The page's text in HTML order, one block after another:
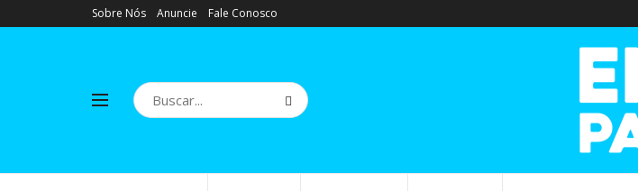
Sobre Nós Anuncie Fale Conosco